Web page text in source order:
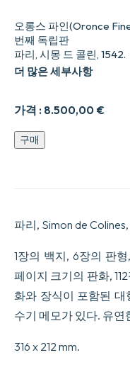
가격 : 8.500,00 €
오롱스 파인(Oronce
번째 독립판
파리, 시몽 드 콜린, 1542.
더 많은 세부사항
...
De
Astronomiae
Lib.
V:
Inaudita
methodo
ab
authore
propriisque
tum
구매
파리, Simon de
1장의 백지, 6장의 판
페이지 크기의 판화,
화와 장식이 포함된
수기 메모가 있다. 유연
316 x 212 mm.